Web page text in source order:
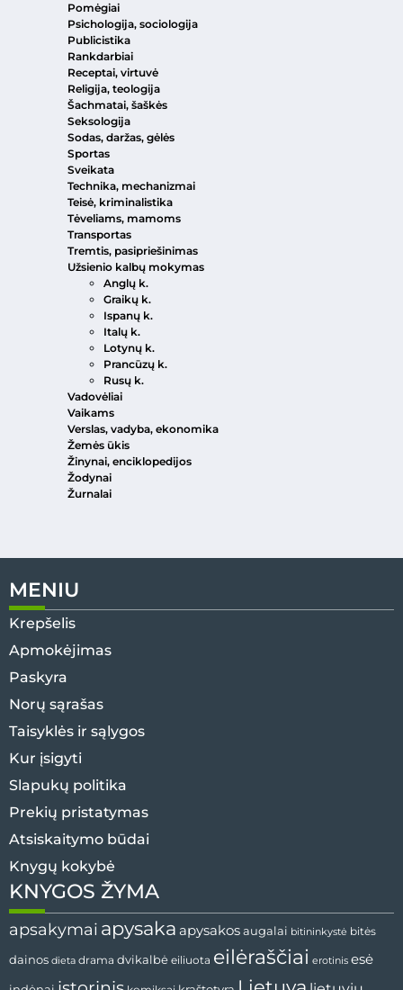
Pomėgiai
Psichologija, sociologija
Publicistika
Rankdarbiai
Receptai, virtuvė
Religija, teologija
Šachmatai, šaškės
Seksologija
Sodas, daržas, gėlės
Sportas
Sveikata
Technika, mechanizmai
Teisė, kriminalistika
Tėveliams, mamoms
Transportas
Tremtis, pasipriešinimas
Užsienio kalbų mokymas
Anglų k.
Graikų k.
Ispanų k.
Italų k.
Lotynų k.
Prancūzų k.
Rusų k.
Vadovėliai
Vaikams
Verslas, vadyba, ekonomika
Žemės ūkis
Žinynai, enciklopedijos
Žodynai
Žurnalai
MENIU
Krepšelis
Apmokėjimas
Paskyra
Norų sąrašas
Taisyklės ir sąlygos
Kur įsigyti
Slapukų politika
Prekių pristatymas
Atsiskaitymo būdai
Knygų kokybė
KNYGOS ŽYMA
apsakymai apysaka apysakos augalai bitininkystė bitės
dainos dieta drama dvikalbė eiliuota eilėraščiai erotinis esė